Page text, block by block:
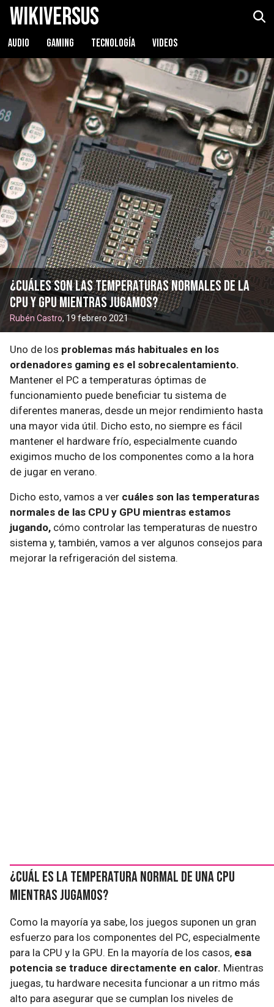
WikiVersus
AUDIO GAMING TECNOLOGÍA VIDEOS
¿Cuáles son las temperaturas normales de la
CPU y GPU mientras jugamos?
Rubén Castro, 19 febrero 2021
Uno de los problemas más habituales en los
ordenadores gaming es el sobrecalentamiento.
Mantener el PC a temperaturas óptimas de
funcionamiento puede beneficiar tu sistema de
diferentes maneras, desde un mejor rendimiento hasta
una mayor vida útil. Dicho esto, no siempre es fácil
mantener el hardware frío, especialmente cuando
exigimos mucho de los componentes como a la hora
de jugar en verano.
Dicho esto, vamos a ver cuáles son las temperaturas
normales de las CPU y GPU mientras estamos
jugando, cómo controlar las temperaturas de nuestro
sistema y, también, vamos a ver algunos consejos para
mejorar la refrigeración del sistema.
¿Cuál es la temperatura normal de una CPU
mientras jugamos?
Como la mayoría ya sabe, los juegos suponen un gran
esfuerzo para los componentes del PC, especialmente
para la CPU y la GPU. En la mayoría de los casos, esa
potencia se traduce directamente en calor. Mientras
juegas, tu hardware necesita funcionar a un ritmo más
alto para asegurar que se cumplan los niveles de